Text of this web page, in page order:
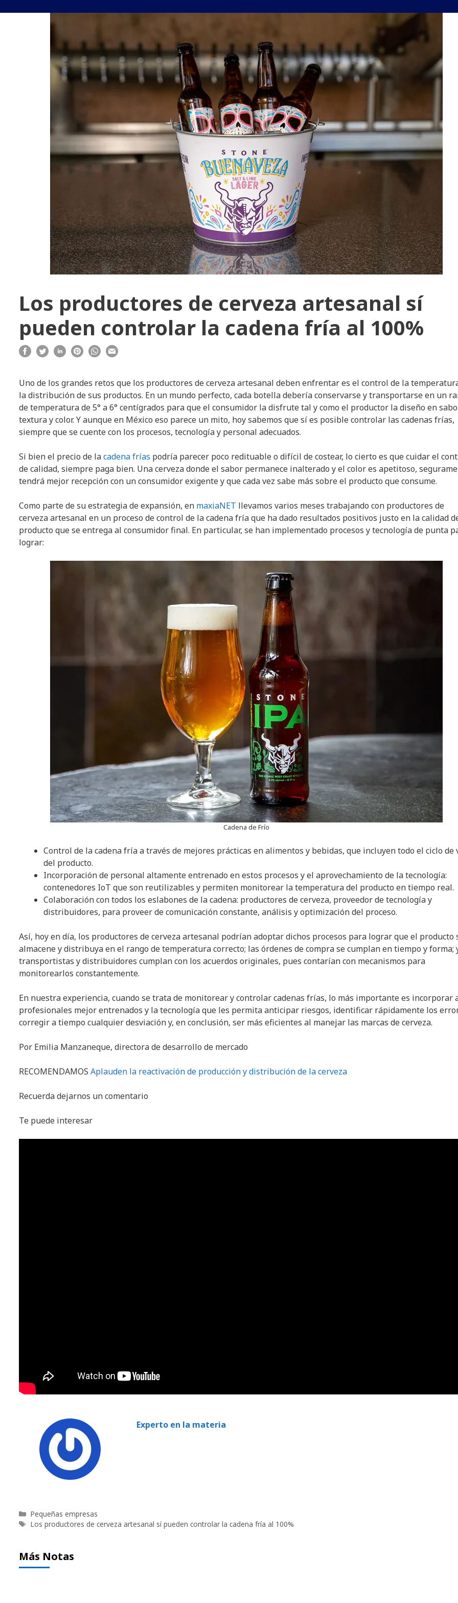
Los productores de cerveza artesanal sí
pueden controlar la cadena fría al 100%
Uno de los grandes retos que los productores de cerveza artesanal deben enfrentar es el control de la
la distribución de sus productos. En un mundo perfecto, cada botella debería conservarse y transportarse en un
de temperatura de 5° a 6° centígrados para que el consumidor la disfrute tal y como el productor la diseño en
textura y color. Y aunque en México eso parece un mito, hoy sabemos que sí es posible controlar las cadenas frías,
siempre que se cuente con los procesos, tecnología y personal adecuados.
Si bien el precio de lacadena frías podría parecer poco redituable o difícil de costear, lo cierto es que cuidar el
de calidad, siempre paga bien. Una cerveza donde el sabor permanece inalterado y el color es apetitoso,
tendrá mejor recepción con un consumidor exigente y que cada vez sabe más sobre el producto que consume.
Como parte de su estrategia de expansión, en maxiaNET llevamos varios meses trabajando con productores de
cerveza artesanal en un proceso de control de la cadena fría que ha dado resultados positivos justo en la calidad
producto que se entrega al consumidor final. En particular, se han implementado procesos y tecnología de punta
lograr:
Cadena de Frío
Control de la cadena fría a través de mejores prácticas en alimentos y bebidas, que incluyen todo el ciclo de
del producto.
Incorporación de personal altamente entrenado en estos procesos y el aprovechamiento de la tecnología:
contenedores IoT que son reutilizables y permiten monitorear la temperatura del producto en tiempo real.
Colaboración con todos los eslabones de la cadena: productores de cerveza, proveedor de tecnología y
distribuidores, para proveer de comunicación constante, análisis y optimización del proceso.
Así, hoy en día, los productores de cerveza artesanal podrían adoptar dichos procesos para lograr que el producto
almacene y distribuya en el rango de temperatura correcto; las órdenes de compra se cumplan en tiempo y forma;
transportistas y distribuidores cumplan con los acuerdos originales, pues contarían con mecanismos para
monitorearlos constantemente.
En nuestra experiencia, cuando se trata de monitorear y controlar cadenas frías, lo más importante es incorporar
profesionales mejor entrenados y la tecnología que les permita anticipar riesgos, identificar rápidamente los
corregir a tiempo cualquier desviación y, en conclusión, ser más eficientes al manejar las marcas de cerveza.
Por Emilia Manzaneque, directora de desarrollo de mercado
RECOMENDAMOS Aplauden la reactivación de producción y distribución de la cerveza
Recuerda dejarnos un comentario
Te puede interesar
Experto en la materia
Categorías
Pequeñas empresas
Etiquetas
Los productores de cerveza artesanal sí pueden controlar la cadena fría al 100%
Más Notas